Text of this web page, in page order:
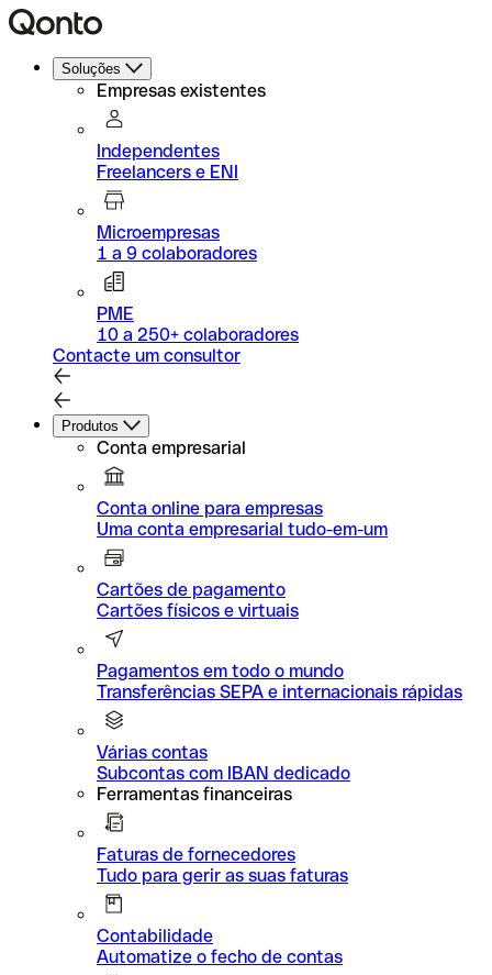
Soluções
Empresas existentes
Independentes
Freelancers e ENI
Microempresas
1 a 9 colaboradores
PME
10 a 250+ colaboradores
Contacte um consultor
Produtos
Conta empresarial
Conta online para empresas
Uma conta empresarial tudo-em-um
Cartões de pagamento
Cartões físicos e virtuais
Pagamentos em todo o mundo
Transferências SEPA e internacionais rápidas
Várias contas
Subcontas com IBAN dedicado
Ferramentas financeiras
Faturas de fornecedores
Tudo para gerir as suas faturas
Contabilidade
Automatize o fecho de contas